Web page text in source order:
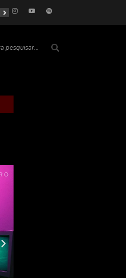
O Silêncio das Páginas: O Retrato da Crise de Leitura no Brasil e o Abismo Intelectual